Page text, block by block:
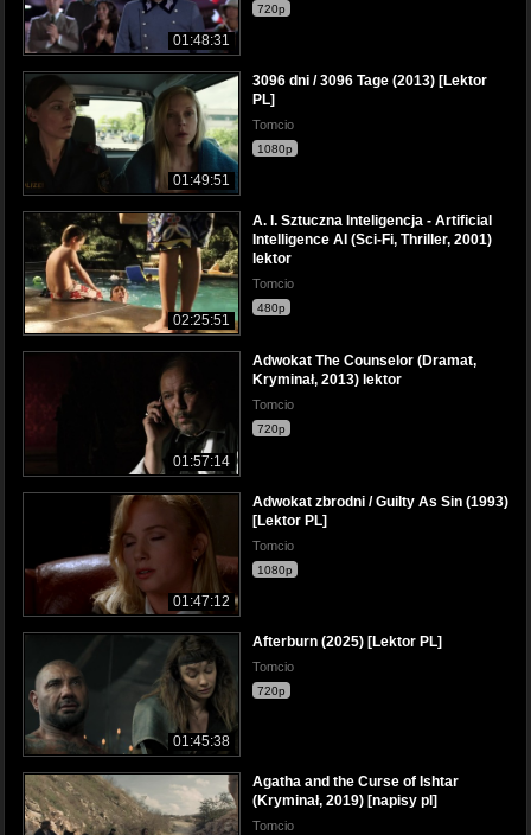
01:48:31
720p
01:49:51
3096 dni / 3096 Tage (2013) [Lektor
PL]
Tomcio
1080p
02:25:51
A. I. Sztuczna Inteligencja - Artificial
Intelligence AI (Sci-Fi, Thriller, 2001)
lektor
Tomcio
480p
01:57:14
Adwokat The Counselor (Dramat,
Kryminał, 2013) lektor
Tomcio
720p
01:47:12
Adwokat zbrodni / Guilty As Sin (1993)
[Lektor PL]
Tomcio
1080p
01:45:38
Afterburn (2025) [Lektor PL]
Tomcio
720p
Agatha and the Curse of Ishtar
(Kryminał, 2019) [napisy pl]
Tomcio